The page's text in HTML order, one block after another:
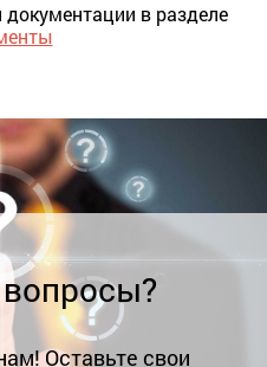
в разделе
Оставьте свои